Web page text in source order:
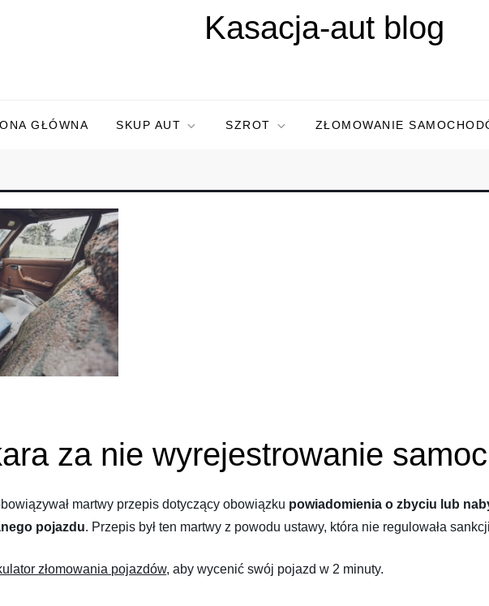
Kasacja-aut blog
GŁÓWNA SKUP AUT SZROT ZŁOMOWANIE
za nie wyrejestrowanie
martwy przepis dotyczący obowiązku powiadomienia o zbyciu lub
pojazdu. Przepis był ten martwy z powodu ustawy, która nie regulowała
złomowania pojazdów, aby wycenić swój pojazd w 2 minuty.